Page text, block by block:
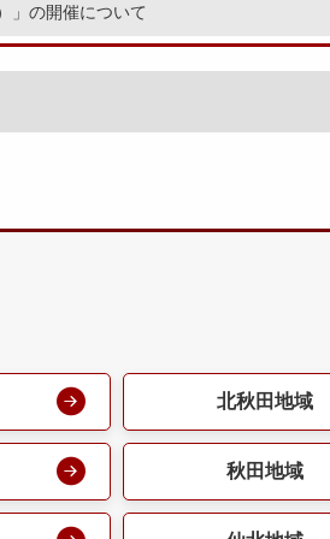
」の開催について
北秋田地域
秋田地域